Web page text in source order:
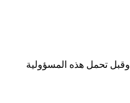
وقبل تحمل هذه المسؤولية